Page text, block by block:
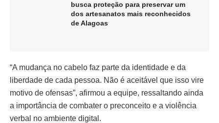
busca proteção para preservar um
dos artesanatos mais reconhecidos
de Alagoas
“A mudança no cabelo faz parte da identidade e da
liberdade de cada pessoa. Não é aceitável que isso vire
motivo de ofensas”, afirmou a equipe, ressaltando ainda
a importância de combater o preconceito e a violência
verbal no ambiente digital.